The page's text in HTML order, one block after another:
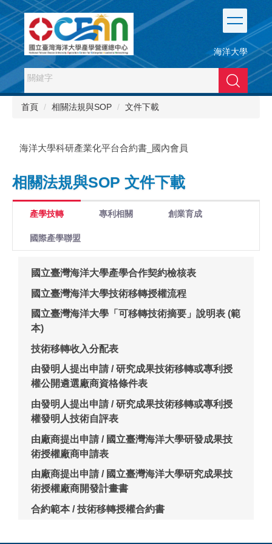
跳
到
主
要
內
容
區
海洋大學
搜尋
首頁 相關法規與SOP 文件下載
海洋大學科研產業化平台合約書_國內會員
相關法規與SOP 文件下載
產學技轉 專利相關 創業育成
國際產學聯盟
國立臺灣海洋大學產學合作契約檢核表
國立臺灣海洋大學技術移轉授權流程
國立臺灣海洋大學「可移轉技術摘要」說明表 (範
本)
技術移轉收入分配表
由發明人提出申請 / 研究成果技術移轉或專利授
權公開遴選廠商資格條件表
由發明人提出申請 / 研究成果技術移轉或專利授
權發明人技術自評表
由廠商提出申請 / 國立臺灣海洋大學研發成果技
術授權廠商申請表
由廠商提出申請 / 國立臺灣海洋大學研究成果技
術授權廠商開發計畫書
合約範本 / 技術移轉授權合約書